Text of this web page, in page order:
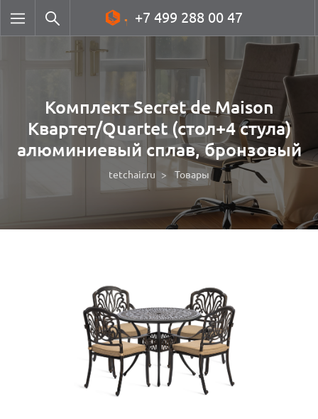
+7 499 288 00 47
Комплект Secret de Maison
Квартет/Quartet (стол+4 стула)
алюминиевый сплав, бронзовый
tetchair.ru Товары